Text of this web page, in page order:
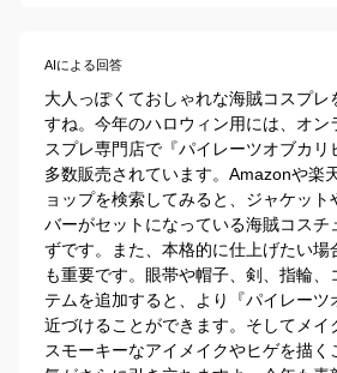
AIによる回答
大人っぽくておしゃれな海賊コスプレ
すね。今年のハロウィン用には、オン
スプレ専門店で『パイレーツオブカリ
多数販売されています。Amazonや楽
ョップを検索してみると、ジャケット
バーがセットになっている海賊コスチ
ずです。また、本格的に仕上げたい場
も重要です。眼帯や帽子、剣、指輪、
テムを追加すると、より『パイレーツ
近づけることができます。そしてメイ
スモーキーなアイメイクやヒゲを描く